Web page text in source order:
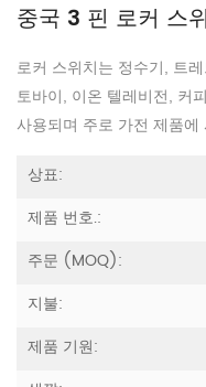
중국 3 핀 로커 스
로커 스위치는 정수기, 트
토바이, 이온 텔레비전, 커
사용되며 주로 가전 제품에
상표:
제품 번호.:
주문 (MOQ):
지불:
제품 기원: